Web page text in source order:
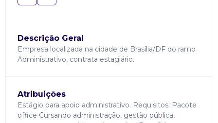
Descrição Geral
Empresa localizada na cidade de Brasília/DF do ramo
Administrativo, contrata estagiário.
Atribuições
Estágio para apoio administrativo. Requisitos: Pacote
office Cursando administração, gestão pública,